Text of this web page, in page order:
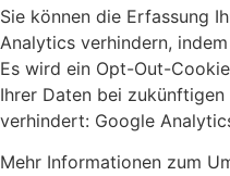
Sie können die Erfassung
Analytics verhindern,
Es wird ein Opt-Out-
Ihrer Daten bei
verhindert: Google
Mehr Informationen zum